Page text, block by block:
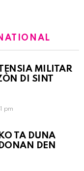
MILITAR
DI SINT
pm
TA DUNA
DEN